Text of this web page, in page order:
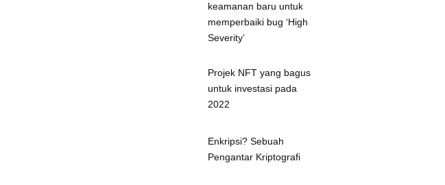
keamanan baru untuk
memperbaiki bug ‘High
Severity’
Projek NFT yang bagus
untuk investasi pada
2022
Enkripsi? Sebuah
Pengantar Kriptografi